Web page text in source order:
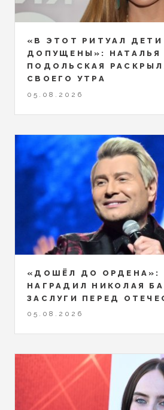
«В ЭТОТ РИТУАЛ
ДОПУЩЕНЫ»: НАТАЛЬЯ
ПОДОЛЬСКАЯ
СВОЕГО УТРА
05.08.2026
«ДОШЁЛ ДО ОРДЕНА»:
НАГРАДИЛ НИКОЛАЯ
ЗАСЛУГИ ПЕРЕД
05.08.2026